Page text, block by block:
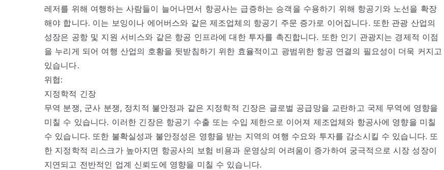
레저를 위해 여행하는 사람들이 늘어나면서 항공사는 급증하는 승객을 수용하기 위해 항공기와 노선을 확장
해야 합니다. 이는 보잉이나 에어버스와 같은 제조업체의 항공기 주문 증가로 이어집니다. 또한 관광 산업의
성장은 공항 및 지원 서비스와 같은 항공 인프라에 대한 투자를 촉진합니다. 또한 인기 관광지는 경제적 이점
을 누리게 되어 여행 산업의 호황을 뒷받침하기 위한 효율적이고 광범위한 항공 연결의 필요성이 더욱 커지고
있습니다.
위협:
지정학적 긴장
무역 분쟁, 군사 분쟁, 정치적 불안정과 같은 지정학적 긴장은 글로벌 공급망을 교란하고 국제 무역에 영향을
미칠 수 있습니다. 이러한 긴장은 항공기 수출 또는 수입 제한으로 이어져 제조업체와 항공사에 영향을 미칠
수 있습니다. 또한 불확실성과 불안정성은 영향을 받는 지역의 여행 수요와 투자를 감소시킬 수 있습니다. 또
한 지정학적 리스크가 높아지면 항공사의 보험 비용과 운영상의 어려움이 증가하여 궁극적으로 시장 성장이
지연되고 전반적인 업계 신뢰도에 영향을 미칠 수 있습니다.